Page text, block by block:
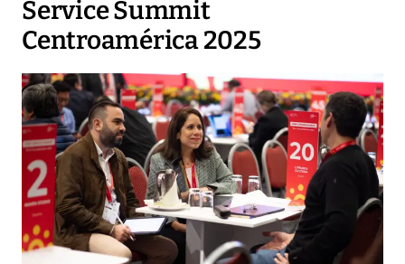
Service Summit
Centroamérica 2025